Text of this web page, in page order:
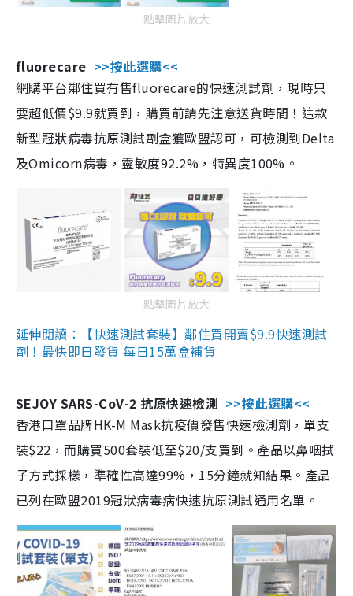
點擊圖片放大
fluorecare >>按此選購<<
網購平台鄰住買有售fluorecare的快速測試劑，現時只
要超低價$9.9就買到，購買前請先注意送貨時間！這款
新型冠狀病毒抗原測試劑盒獲歐盟認可，可檢測到Delta
及Omicorn病毒，靈敏度92.2%，特異度100%。
點擊圖片放大
延伸閱讀：【快速測試套裝】鄰住買開賣$9.9快速測試
劑！最快即日發貨 每日15萬盒補貨
SEJOY SARS-CoV-2 抗原快速檢測 >>按此選購<<
香港口罩品牌HK-M Mask抗疫價發售快速檢測劑，單支
裝$22，而購買500套裝低至$20/支買到。產品以鼻咽拭
子方式採樣，準確性高達99%，15分鐘就知結果。產品
已列在歐盟2019冠狀病毒病快速抗原測試通用名單。